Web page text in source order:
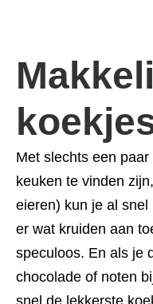
Met slechts een
keuken te vinden
eieren) kun je al
er wat kruiden aan
speculoos. En als je
chocolade of noten
snel de lekkerste